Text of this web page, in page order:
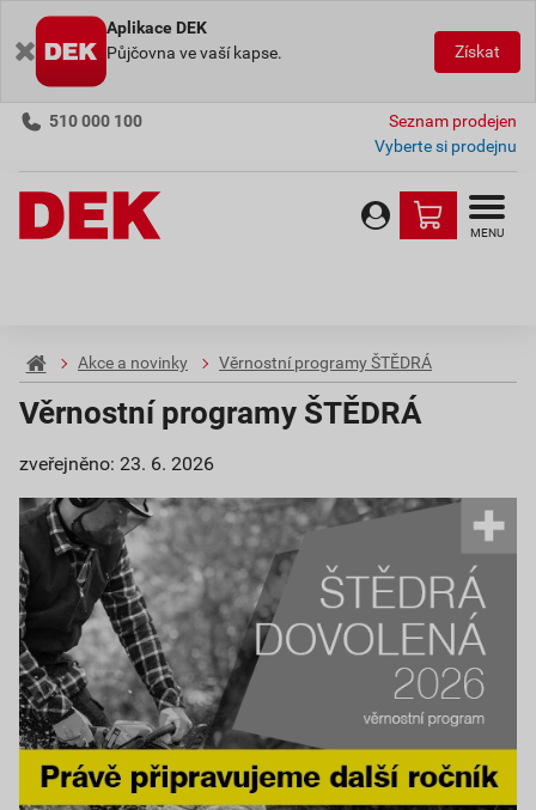
Aplikace DEK
Půjčovna ve vaší kapse.
Získat
510 000 100
Seznam prodejen
Vyberte si prodejnu
MENU
Akce a novinky Věrnostní programy ŠTĚDRÁ
Věrnostní programy ŠTĚDRÁ
zveřejněno: 23. 6. 2026